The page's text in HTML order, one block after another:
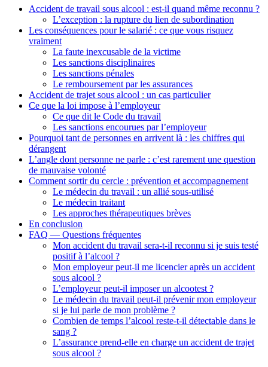
Accident de travail sous alcool : est-il quand même reconnu ?
L’exception : la rupture du lien de subordination
Les conséquences pour le salarié : ce que vous risquez
vraiment
La faute inexcusable de la victime
Les sanctions disciplinaires
Les sanctions pénales
Le remboursement par les assurances
Accident de trajet sous alcool : un cas particulier
Ce que la loi impose à l’employeur
Ce que dit le Code du travail
Les sanctions encourues par l’employeur
Pourquoi tant de personnes en arrivent là : les chiffres qui
dérangent
L’angle dont personne ne parle : c’est rarement une question
de mauvaise volonté
Comment sortir du cercle : prévention et accompagnement
Le médecin du travail : un allié sous-utilisé
Le médecin traitant
Les approches thérapeutiques brèves
En conclusion
FAQ — Questions fréquentes
Mon accident du travail sera-t-il reconnu si je suis testé
positif à l’alcool ?
Mon employeur peut-il me licencier après un accident
sous alcool ?
L’employeur peut-il imposer un alcootest ?
Le médecin du travail peut-il prévenir mon employeur
si je lui parle de mon problème ?
Combien de temps l’alcool reste-t-il détectable dans le
sang ?
L’assurance prend-elle en charge un accident de trajet
sous alcool ?